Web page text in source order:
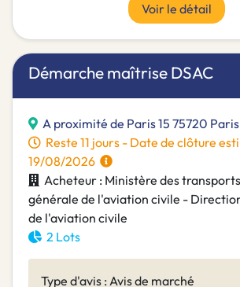
Voir le détail
Démarche maîtrise DSAC
A proximité de Paris 15 75720 Paris
Reste 11 jours - Date de clôture
19/08/2026
Acheteur : Ministère des
générale de l'aviation civile -
de l'aviation civile
2 Lots
Type d'avis : Avis de marché